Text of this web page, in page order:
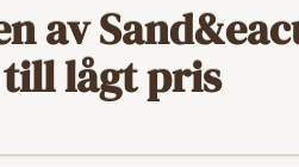
av
till lågt pris